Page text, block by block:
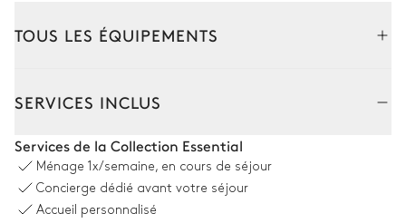
TOUS LES ÉQUIPEMENTS
Vue sur le village Ouverte
Four
SERVICES INCLUS
Services de la Collection Essential
Ménage 1x/semaine, en cours de séjour
Concierge dédié avant votre séjour
Accueil personnalisé